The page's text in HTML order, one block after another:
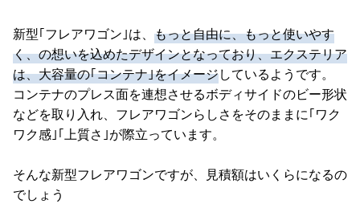
新型｢フレアワゴン｣は、 もっと自由に、もっと使いやす
く、の想いを込めたデザインとなっており、エクステリア
は、大容量の｢コンテナ｣をイメージしているようです。
コンテナのプレス面を連想させるボディサイドのビー形状
などを取り入れ、フレアワゴンらしさをそのままに｢ワク
ワク感｣｢上質さ｣が際立っています。
そんな新型フレアワゴンですが、見積額はいくらになるの
でしょう